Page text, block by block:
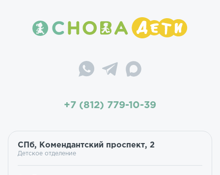
+7 (812) 779-10-39
СПб, Комендантский проспект, 2
Детское отделение